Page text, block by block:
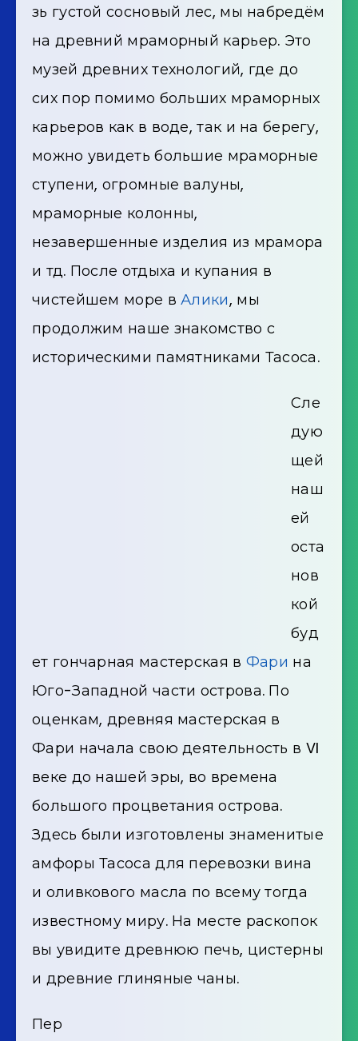
зь густой сосновый лес, мы набредём
на древний мраморный карьер. Это
музей древних технологий, где до
сих пор помимо больших мраморных
карьеров как в воде, так и на берегу,
можно увидеть большие мраморные
ступени, огромные валуны,
мраморные колонны,
незавершенные изделия из мрамора
и тд. После отдыха и купания в
чистейшем море вАлики, мы
продолжим наше знакомство с
историческими памятниками Тасоса.
Сле
дую
щей
наш
ей
оста
нов
кой
буд
ет гончарная мастерская в Фари на
Юго-Западной части острова. По
оценкам, древняя мастерская в
Фари начала свою деятельность в VI
веке до нашей эры, во времена
большого процветания острова.
Здесь были изготовлены знаменитые
амфоры Тасоса для перевозки вина
и оливкового масла по всему тогда
известному миру. На месте раскопок
вы увидите древнюю печь, цистерны
и древние глиняные чаны.
Пер